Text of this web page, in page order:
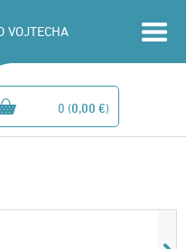
VOJTECHA
0 (0,00 €)